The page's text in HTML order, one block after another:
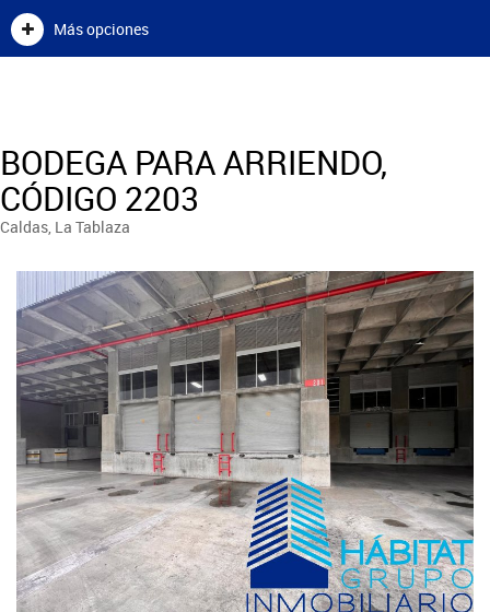
Más opciones
BODEGA PARA ARRIENDO,
CÓDIGO 2203
Caldas, La Tablaza